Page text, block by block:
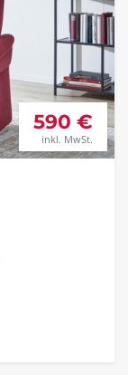
590 €
inkl. MwSt.